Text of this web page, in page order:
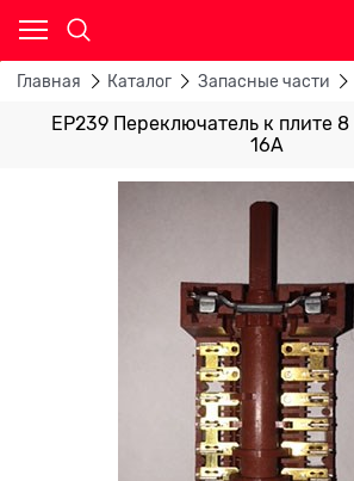
Главная Каталог Запасные части
ЕР239 Переключатель к плите
16A